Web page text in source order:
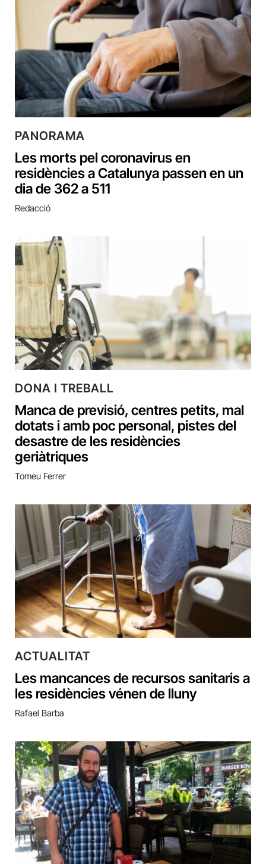
PANORAMA
Les morts pel coronavirus en
residències a Catalunya passen en un
dia de 362 a 511
Redacció
DONA I TREBALL
Manca de previsió, centres petits, mal
dotats i amb poc personal, pistes del
desastre de les residències
geriàtriques
Tomeu Ferrer
ACTUALITAT
Les mancances de recursos sanitaris a
les residències vénen de lluny
Rafael Barba